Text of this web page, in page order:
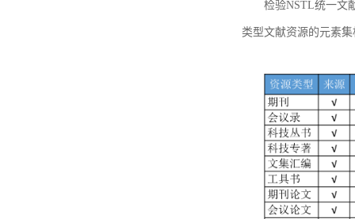
检验NSTL统一文
类型文献资源的元素